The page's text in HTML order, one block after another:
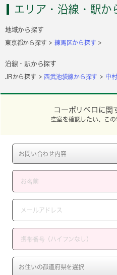
エリア・沿線・駅か
地域から探す
東京都から探す 練馬区から探す
沿線・駅から探す
JRから探す 西武池袋線から探す 中
コーポリベロに関
空室を確認したい、こ